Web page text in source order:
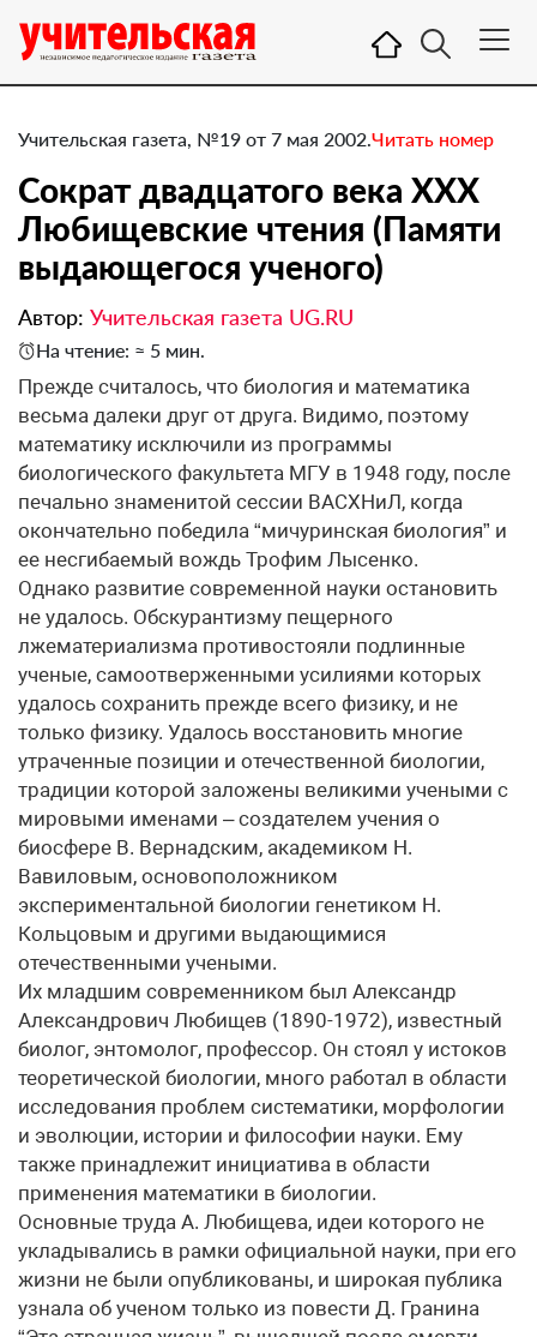
Учительская газета, №19 от 7 мая 2002.Читать номер
Сократ двадцатого века ХХХ
Любищевские чтения (Памяти
выдающегося ученого)
Автор: Учительская газета UG.RU
На чтение: ≈ 5 мин.
Прежде считалось, что биология и математика
весьма далеки друг от друга. Видимо, поэтому
математику исключили из программы
биологического факультета МГУ в 1948 году, после
печально знаменитой сессии ВАСХНиЛ, когда
окончательно победила “мичуринская биология” и
ее несгибаемый вождь Трофим Лысенко.
Однако развитие современной науки остановить
не удалось. Обскурантизму пещерного
лжематериализма противостояли подлинные
ученые, самоотверженными усилиями которых
удалось сохранить прежде всего физику, и не
только физику. Удалось восстановить многие
утраченные позиции и отечественной биологии,
традиции которой заложены великими учеными с
мировыми именами – создателем учения о
биосфере В. Вернадским, академиком Н.
Вавиловым, основоположником
экспериментальной биологии генетиком Н.
Кольцовым и другими выдающимися
отечественными учеными.
Их младшим современником был Александр
Александрович Любищев (1890-1972), известный
биолог, энтомолог, профессор. Он стоял у истоков
теоретической биологии, много работал в области
исследования проблем систематики, морфологии
и эволюции, истории и философии науки. Ему
также принадлежит инициатива в области
применения математики в биологии.
Основные труда А. Любищева, идеи которого не
укладывались в рамки официальной науки, при его
жизни не были опубликованы, и широкая публика
узнала об ученом только из повести Д. Гранина